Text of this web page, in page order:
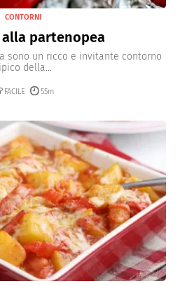
CONTORNI
alla partenopea
sono un ricco e invitante contorno
della...
FACILE 55m